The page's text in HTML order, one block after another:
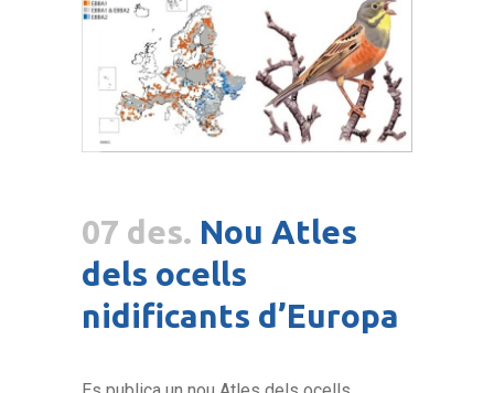
07 des. Nou Atles
dels ocells
nidificants d’Europa